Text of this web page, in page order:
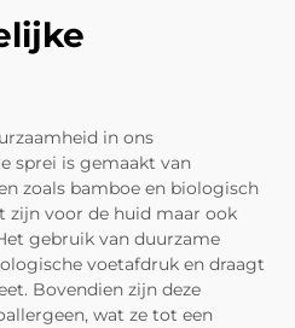
in ons
sprei is gemaakt van
zoals bamboe en biologisch
zijn voor de huid maar ook
gebruik van duurzame
voetafdruk en draagt
Bovendien zijn deze
wat ze tot een